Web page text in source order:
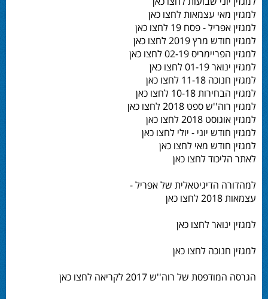
למגזין מאי עצמאות לחצו כאן
למגזין אפריל - פסח 19 לחצו כאן
למגזין חודש מרץ 2019 לחצו כאן
למגזין הפריימריס 02-19 לחצו כאן
למגזין ינואר 01-19 לחצו כאן
למגזין חנוכה 11-18 לחצו כאן
למגזין הבחירות 10-18 לחצו כאן
למגזין רוה''ש ספט 2018 לחצו כאן
למגזין אוגוסט 2018 לחצו כאן
למגזין חודש יוני - יולי לחצו כאן
למגזין חודש מאי לחצו כאן
לאתר הליכוד לחצו כאן
למהדורה הדיגיטאלית של אפריל -
עצמאות 2018 לחצו כאן
למגזין ינואר לחצו כאן
למגזין חנוכה לחצו כאן
הגרסה המודפסת של רוה''ש 2017 לקריאה לחצו כאן